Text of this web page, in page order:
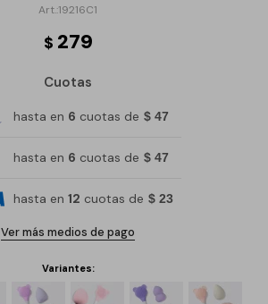
19216C1
$ 279
Cuotas
hasta en 6 cuotas de $ 47
hasta en 6 cuotas de $ 47
hasta en 12 cuotas de $ 23
Ver más medios de pago
Variantes: